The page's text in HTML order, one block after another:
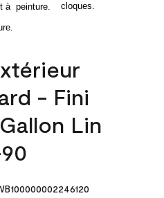
- Fini
Lin